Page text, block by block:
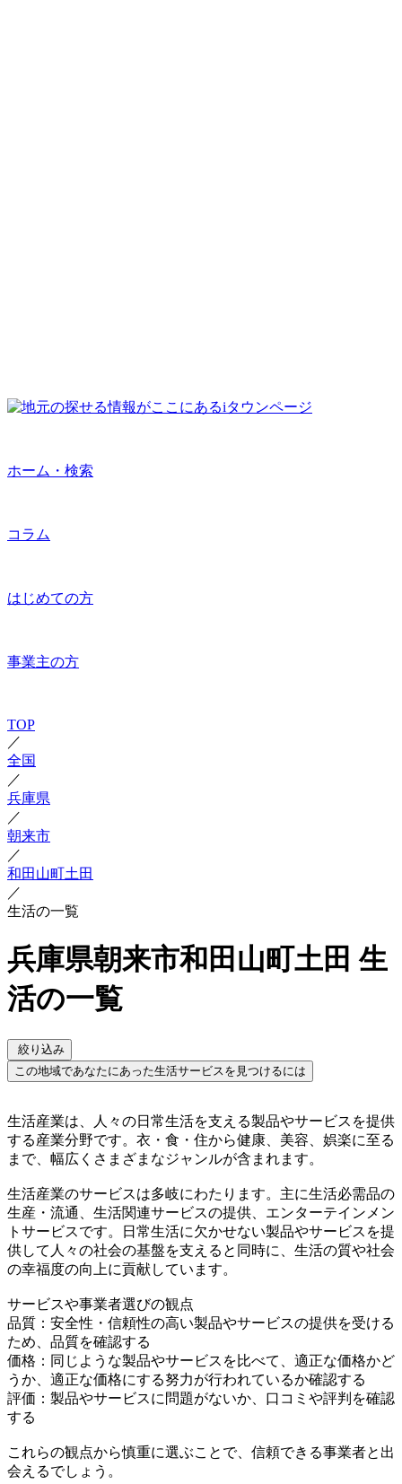
ホーム・検索
コラム
はじめての方
事業主の方
TOP
／
全国
／
兵庫県
／
朝来市
／
和田山町土田
／
生活の一覧
兵庫県朝来市和田山町土田 生
活の一覧
絞り込み
この地域であなたにあった生活サービスを見つけるには
生活産業は、人々の日常生活を支える製品やサービスを提供
する産業分野です。衣・食・住から健康、美容、娯楽に至る
まで、幅広くさまざまなジャンルが含まれます。
生活産業のサービスは多岐にわたります。主に生活必需品の
生産・流通、生活関連サービスの提供、エンターテインメン
トサービスです。日常生活に欠かせない製品やサービスを提
供して人々の社会の基盤を支えると同時に、生活の質や社会
の幸福度の向上に貢献しています。
サービスや事業者選びの観点
品質：安全性・信頼性の高い製品やサービスの提供を受ける
ため、品質を確認する
価格：同じような製品やサービスを比べて、適正な価格かど
うか、適正な価格にする努力が行われているか確認する
評価：製品やサービスに問題がないか、口コミや評判を確認
する
これらの観点から慎重に選ぶことで、信頼できる事業者と出
会えるでしょう。